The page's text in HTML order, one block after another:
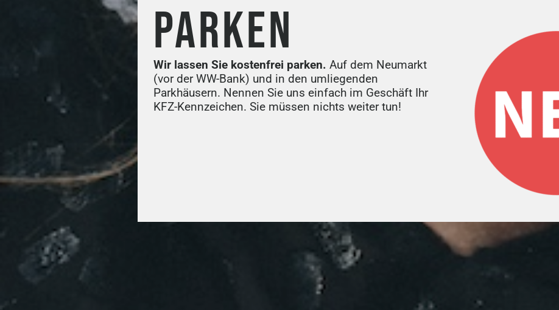
Sonnenbrillen Trends Teil 2
PARKEN
Wir lassen Sie kostenfrei parken.Auf dem Neumarkt
(vor der WW-Bank) und in den umliegenden
Parkhäusern. Nennen Sie uns einfach im Geschäft Ihr
KFZ-Kennzeichen. Sie müssen nichts weiter tun!